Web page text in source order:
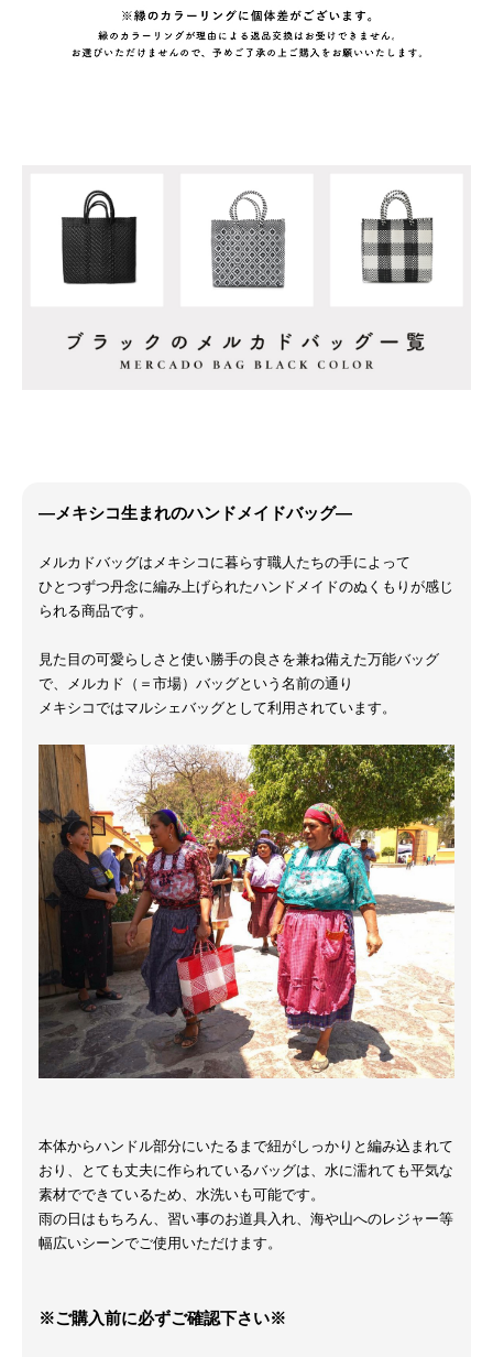
―メキシコ生まれのハンドメイドバッグ―
メルカドバッグはメキシコに暮らす職人たちの手によって
ひとつずつ丹念に編み上げられたハンドメイドのぬくもりが感じ
られる商品です。
見た目の可愛らしさと使い勝手の良さを兼ね備えた万能バッグ
で、メルカド（＝市場）バッグという名前の通り
メキシコではマルシェバッグとして利用されています。
本体からハンドル部分にいたるまで紐がしっかりと編み込まれて
おり、とても丈夫に作られているバッグは、水に濡れても平気な
素材でできているため、水洗いも可能です。
雨の日はもちろん、習い事のお道具入れ、海や山へのレジャー等
幅広いシーンでご使用いただけます。
※ご購入前に必ずご確認下さい※